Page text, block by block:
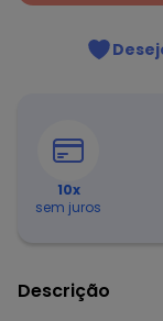
10x
sem juros
Descrição